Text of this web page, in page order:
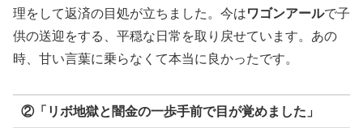
理をして返済の目処が立ちました。今はワゴンアールで子
供の送迎をする、平穏な日常を取り戻せています。あの
時、甘い言葉に乗らなくて本当に良かったです。
②「リボ地獄と闇金の一歩手前で目が覚めました」